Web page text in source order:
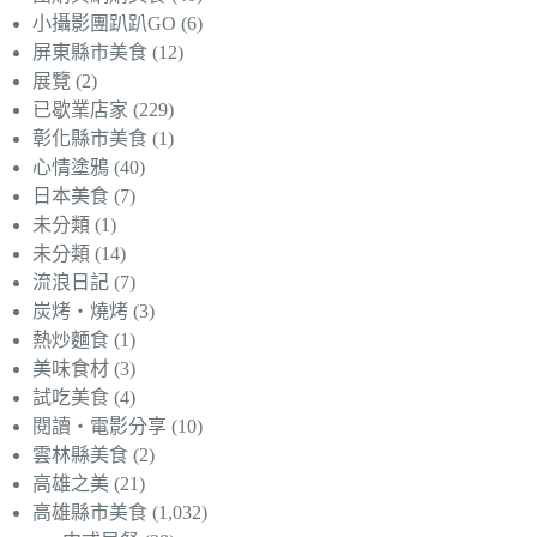
小攝影團趴趴GO (6)
屏東縣市美食 (12)
展覽 (2)
已歇業店家 (229)
彰化縣市美食 (1)
心情塗鴉 (40)
日本美食 (7)
未分類 (1)
未分類 (14)
流浪日記 (7)
炭烤‧燒烤 (3)
熱炒麵食 (1)
美味食材 (3)
試吃美食 (4)
閱讀‧電影分享 (10)
雲林縣美食 (2)
高雄之美 (21)
高雄縣市美食 (1,032)